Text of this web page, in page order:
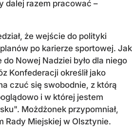
dalej razem pracować –
że wejście do polityki
po karierze sportowej. Jak
do Nowej Nadziei było dla niego
Konfederacji określił jako
czuć się swobodnie, z którą
i w której jestem
Możdżonek przypomniał,
Rady Miejskiej w Olsztynie.